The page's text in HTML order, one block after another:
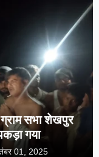
सभा शेखपुर
गया
01, 2025